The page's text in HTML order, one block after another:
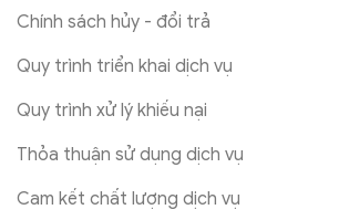
Chính sách hủy - đổi trả
Quy trình triển khai dịch vụ
Quy trình xử lý khiếu nại
Thỏa thuận sử dụng dịch vụ
Cam kết chất lượng dịch vụ